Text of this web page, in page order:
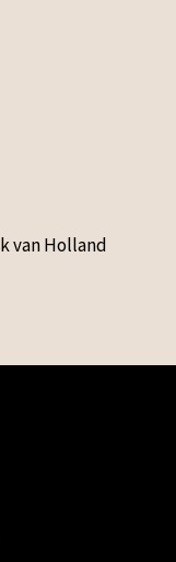
van Holland